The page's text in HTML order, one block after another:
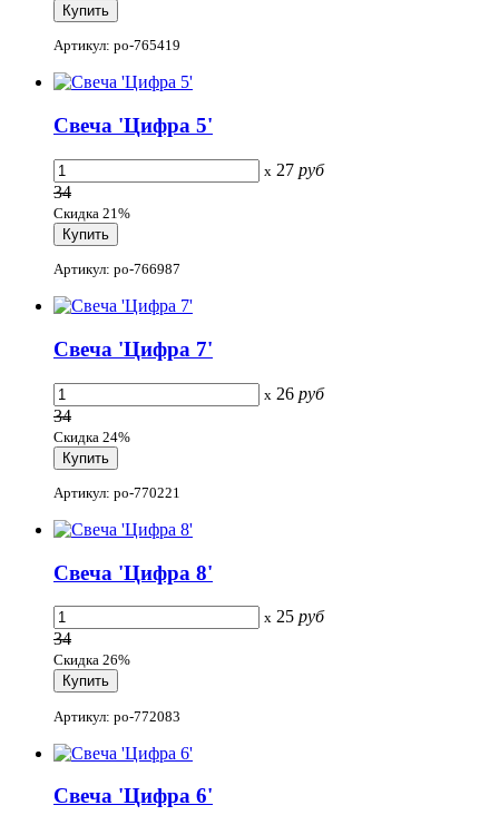
Артикул: po-765419
Свеча 'Цифра 5'
x 27 руб
34
Скидка 21%
Артикул: po-766987
Свеча 'Цифра 7'
x 26 руб
34
Скидка 24%
Артикул: po-770221
Свеча 'Цифра 8'
x 25 руб
34
Скидка 26%
Артикул: po-772083
Свеча 'Цифра 6'